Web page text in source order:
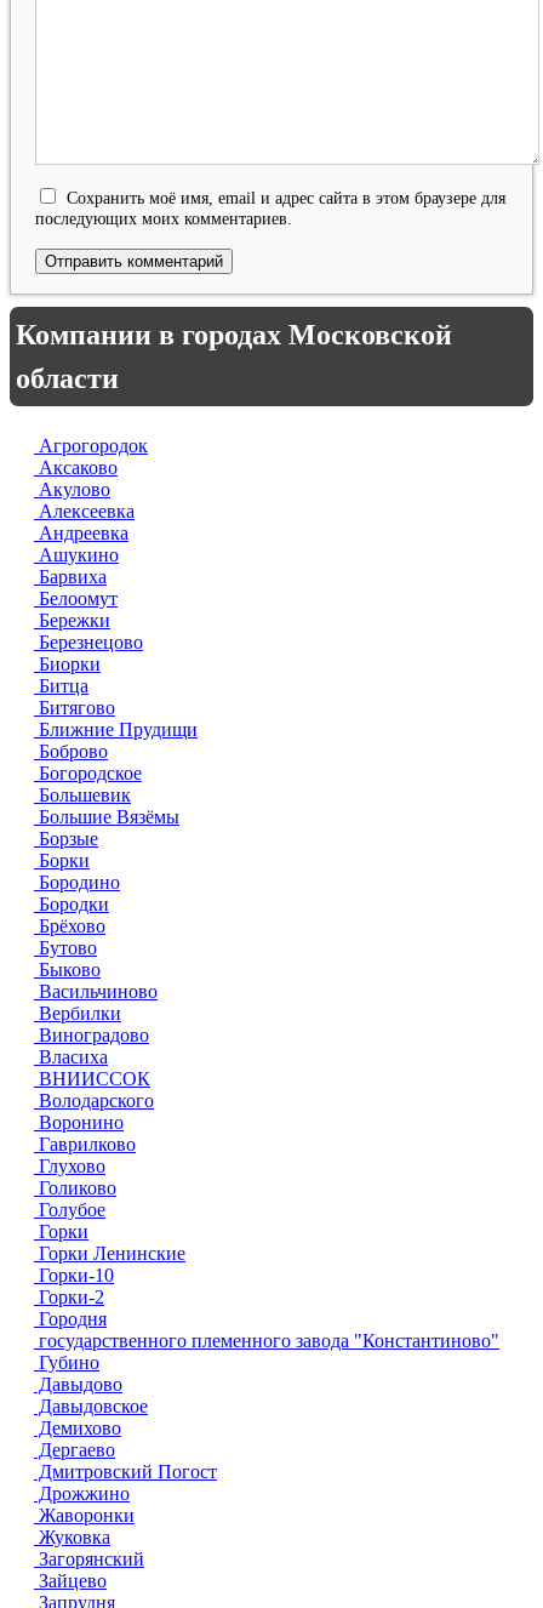
Сохранить моё имя, email и адрес сайта в этом браузере для
последующих моих комментариев.
Компании в городах Московской
области
Агрогородок
Аксаково
Акулово
Алексеевка
Андреевка
Ашукино
Барвиха
Белоомут
Бережки
Березнецово
Биорки
Битца
Битягово
Ближние Прудищи
Боброво
Богородское
Большевик
Большие Вязёмы
Борзые
Борки
Бородино
Бородки
Брёхово
Бутово
Быково
Васильчиново
Вербилки
Виноградово
Власиха
ВНИИССОК
Володарского
Воронино
Гаврилково
Глухово
Голиково
Голубое
Горки
Горки Ленинские
Горки-10
Горки-2
Городня
государственного племенного завода "Константиново"
Губино
Давыдово
Давыдовское
Демихово
Дергаево
Дмитровский Погост
Дрожжино
Жаворонки
Жуковка
Загорянский
Зайцево
Запрудня